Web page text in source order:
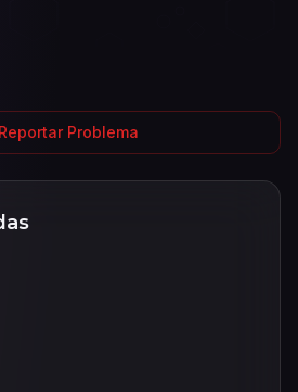
Reportar Problema